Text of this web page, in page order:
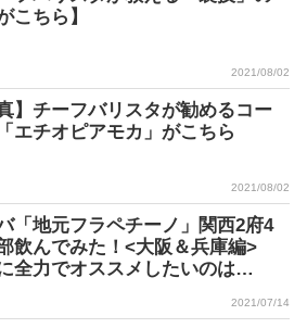
こちら】
2021/08/02
真】チーフバリスタが勧めるコー
エチオピアモカ」がこちら
2021/08/02
「地元フラペチーノ」関西2府4
飲んでみた！<大阪＆兵庫編>
全力でオススメしたいのは…
2021/07/14